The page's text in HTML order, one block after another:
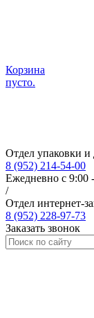
Корзина
пусто.
Отдел упаковки и
8 (952) 214-54-00
Ежедневно с 9:00
/
Отдел интернет-
8 (952) 228-97-73
Заказать звонок